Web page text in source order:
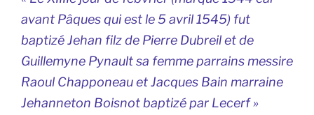
avant Pâques qui est le 5 avril 1545) fut
baptizé Jehan filz de Pierre Dubreil et de
Guillemyne Pynault sa femme parrains messire
Raoul Chapponeau et Jacques Bain marraine
Jehanneton Boisnot baptizé par Lecerf »